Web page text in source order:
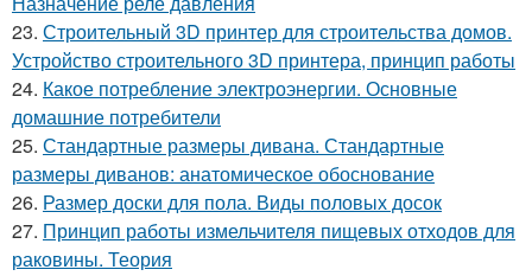
23. Строительный 3D принтер для строительства домов.
Устройство строительного 3D принтера, принцип работы
24. Какое потребление электроэнергии. Основные
домашние потребители
25. Стандартные размеры дивана. Стандартные
размеры диванов: анатомическое обоснование
26. Размер доски для пола. Виды половых досок
27. Принцип работы измельчителя пищевых отходов для
раковины. Теория